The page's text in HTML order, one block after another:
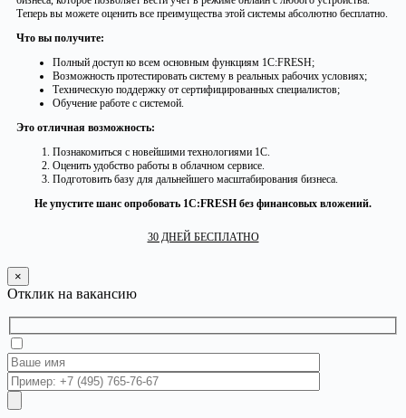
Теперь вы можете оценить все преимущества этой системы абсолютно бесплатно.
Что вы получите:
Полный доступ ко всем основным функциям 1С:FRESH;
Возможность протестировать систему в реальных рабочих условиях;
Техническую поддержку от сертифицированных специалистов;
Обучение работе с системой.
Это отличная возможность:
Познакомиться с новейшими технологиями 1С.
Оценить удобство работы в облачном сервисе.
Подготовить базу для дальнейшего масштабирования бизнеса.
Не упустите шанс опробовать 1С:FRESH без финансовых вложений.
30 ДНЕЙ БЕСПЛАТНО
×
Отклик на вакансию